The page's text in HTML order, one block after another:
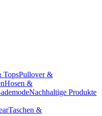
TopsPullover &
Hosen &
Nachhaltige Produkte
Taschen &